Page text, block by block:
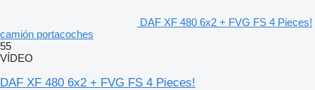
DAF XF 480 6x2 + FVG FS 4 Pieces!
camión portacoches
55
VÍDEO
DAF XF 480 6x2 + FVG FS 4 Pieces!